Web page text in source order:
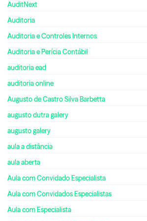
AuditNext
Auditoria
Auditoria e Controles Internos
Auditoria e Perícia Contábil
auditoria ead
auditoria online
Augusto de Castro Silva Barbetta
augusto dutra galery
augusto galery
aula a distância
aula aberta
Aula com Convidado Especialista
Aula com Convidados Especialistas
Aula com Especialista